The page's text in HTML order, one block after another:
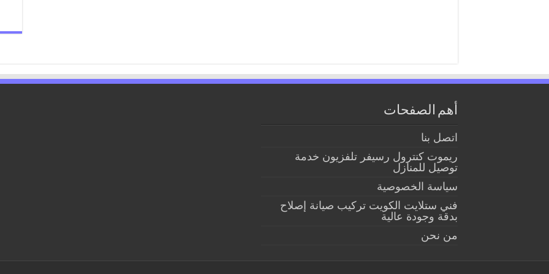
أهم الصفحات
اتصل بنا
ريموت كنترول رسيفر تلفزيون خدمة
توصيل للمنازل
سياسة الخصوصية
فني ستلايت الكويت تركيب صيانة إصلاح
بدقة وجودة عالية
من نحن